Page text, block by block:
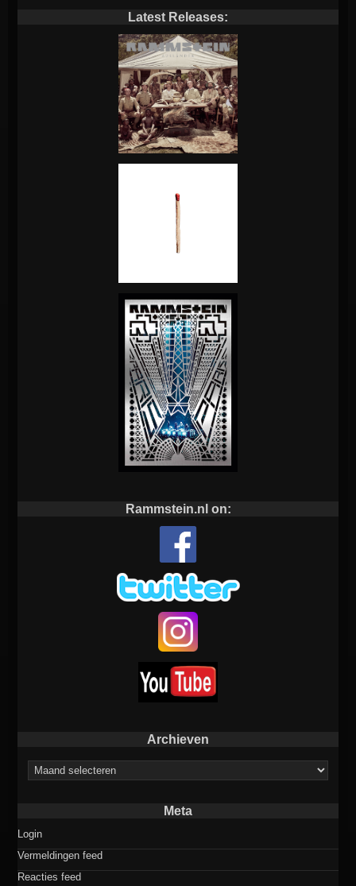
Latest Releases:
Rammstein.nl on:
Archieven
Archieven
Meta
Login
Vermeldingen feed
Reacties feed